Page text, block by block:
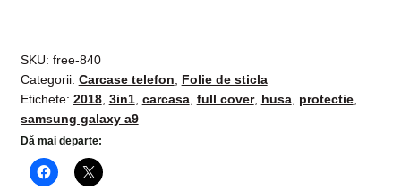
Galaxy
A9
(2018),
3in1,
husa
360
SKU: free-840
Categorii: Carcase telefon
Folie de sticla
Etichete: 2018, 3in1, carcasa, full cover, husa, protectie,
samsung galaxy a9
Dă mai departe: